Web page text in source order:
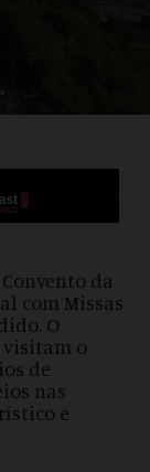
da
com Missas
O
o
de
nas
e